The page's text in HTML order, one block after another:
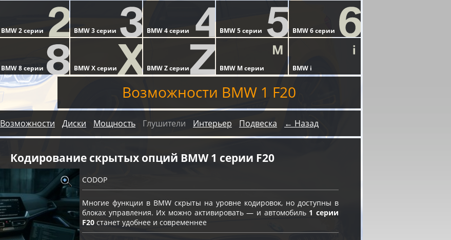
Возможности BMW 1 F20
Возможности Диски Мощность Глушители Интерьер Подвеска ← Назад
Кодирование скрытых опций BMW 1 серии F20
CODOP
Многие функции в BMW скрыты на уровне кодировок, но доступны в
блоках управления. Их можно активировать — и автомобиль 1 серии
F20 станет удобнее и современнее